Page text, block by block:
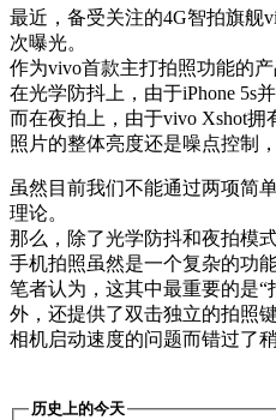
最近，备受关注的4G智拍旗舰
次曝光。
作为vivo首款主打拍照功能的
在光学防抖上，由于iPhone 5s
而在夜拍上，由于vivo Xshot
照片的整体亮度还是噪点控制
虽然目前我们不能通过两项简
理论。
那么，除了光学防抖和夜拍模
手机拍照虽然是一个复杂的功
笔者认为，这其中最重要的是“
外，还提供了双击独立的拍照
相机启动速度的问题而错过了
历史上的今天